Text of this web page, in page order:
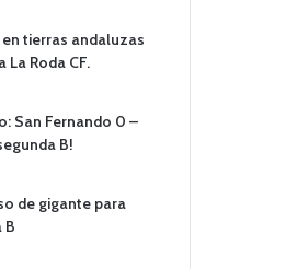
tierras andaluzas
Roda CF.
San Fernando 0 –
B!
de gigante para
B